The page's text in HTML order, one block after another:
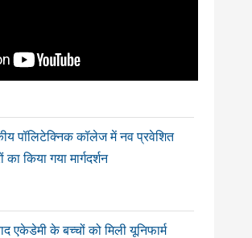
पॉलिटेक्निक कॉलेज में नव प्रवेशित
का किया गया मार्गदर्शन
एकेडेमी के बच्चों को मिली यूनिफार्म